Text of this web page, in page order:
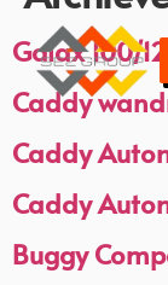
Galax 100/12
Caddy
Caddy
Caddy
Buggy